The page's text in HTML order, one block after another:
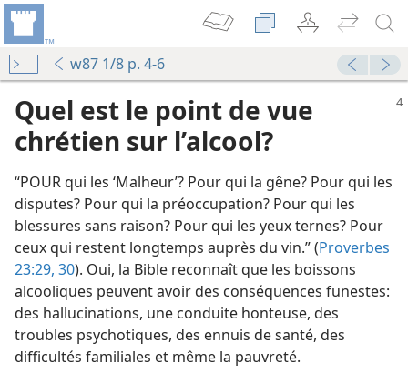
w87 1/8 p. 4-6
Quel est le point de vue
chrétien sur l’alcool?
“POUR qui les ‘Malheur’? Pour qui la gêne? Pour qui les
disputes? Pour qui la préoccupation? Pour qui les
blessures sans raison? Pour qui les yeux ternes? Pour
ceux qui restent longtemps auprès du vin.” (Proverbes
23:29, 30). Oui, la Bible reconnaît que les boissons
alcooliques peuvent avoir des conséquences funestes:
des hallucinations, une conduite honteuse, des
troubles psychotiques, des ennuis de santé, des
difficultés familiales et même la pauvreté.